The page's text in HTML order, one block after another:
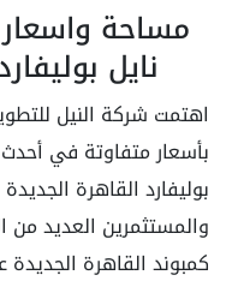
مساحة
نايل
اهتمت شركة النيل
بأسعار متفاوتة في
بوليفارد القاهرة
والمستثمرين العديد من
كمبوند القاهرة